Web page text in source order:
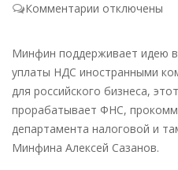
Комментарии к
поддержал
идею
вернуть
старый
порядок
отключены
Минфин поддерживает идею
уплаты НДС иностранными
для российского бизнеса,
прорабатывает ФНС,
департамента налоговой и
Минфина Алексей Сазанов.